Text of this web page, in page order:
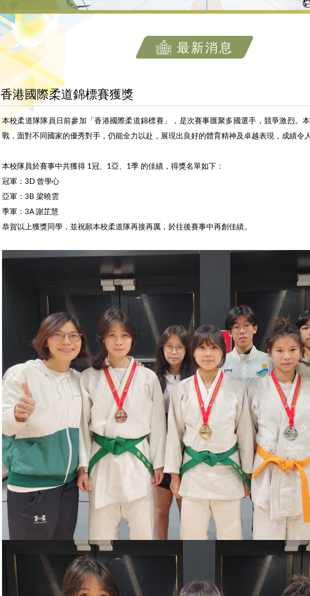
最新消息
香港國際柔道錦標賽獲獎
本校柔道隊隊員日前參加「香港國際柔道錦標賽」，是次賽事匯聚多國選手，競爭激烈。
戰，面對不同國家的優秀對手，仍能全力以赴，展現出良好的體育精神及卓越表現，成績令人
本校隊員於賽事中共獲得 1冠、1亞、1季 的佳績，得獎名單如下：
冠軍：3D 曾學心
亞軍：3B 梁曉雲
季軍：3A 謝芷慧
恭賀以上獲獎同學，並祝願本校柔道隊再接再厲，於往後賽事中再創佳績。